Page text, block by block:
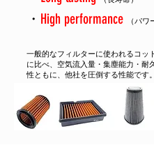
・ High performance （​パワ
一般的なフィルターに使われるコッ
に比べ、空気流入量・集塵能力・耐
性ともに、他社を圧倒する性能です。